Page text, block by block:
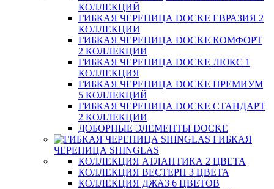
КОЛЛЕКЦИЙ
ГИБКАЯ ЧЕРЕПИЦА DOCKE ЕВРАЗИЯ 2
КОЛЛЕКЦИИ
ГИБКАЯ ЧЕРЕПИЦА DOCKE КОМФОРТ
2 КОЛЛЕКЦИИ
ГИБКАЯ ЧЕРЕПИЦА DOCKE ЛЮКС 1
КОЛЛЕКЦИЯ
ГИБКАЯ ЧЕРЕПИЦА DOCKE ПРЕМИУМ
5 КОЛЛЕКЦИЙ
ГИБКАЯ ЧЕРЕПИЦА DOCKE СТАНДАРТ
2 КОЛЛЕКЦИИ
ДОБОРНЫЕ ЭЛЕМЕНТЫ DOCKE
ГИБКАЯ
ЧЕРЕПИЦА SHINGLAS
КОЛЛЕКЦИЯ АТЛАНТИКА 2 ЦВЕТА
КОЛЛЕКЦИЯ ВЕСТЕРН 3 ЦВЕТА
КОЛЛЕКЦИЯ ДЖАЗ 6 ЦВЕТОВ